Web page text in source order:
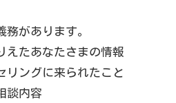
があります。
えたあなたさまの情報
リングに来られたこと
談内容